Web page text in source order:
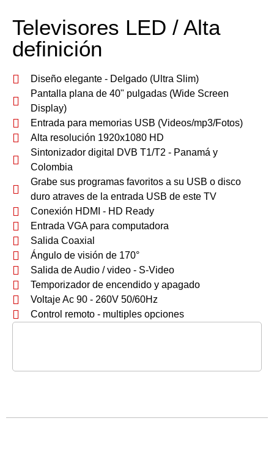
Televisores LED / Alta
definición
Diseño elegante - Delgado (Ultra Slim)
Pantalla plana de 40" pulgadas (Wide Screen
Display)
Entrada para memorias USB (Videos/mp3/Fotos)
Alta resolución 1920x1080 HD
Sintonizador digital DVB T1/T2 - Panamá y
Colombia
Grabe sus programas favoritos a su USB o disco
duro atraves de la entrada USB de este TV
Conexión HDMI - HD Ready
Entrada VGA para computadora
Salida Coaxial
Ángulo de visión de 170°
Salida de Audio / video - S-Video
Temporizador de encendido y apagado
Voltaje Ac 90 - 260V 50/60Hz
Control remoto - multiples opciones